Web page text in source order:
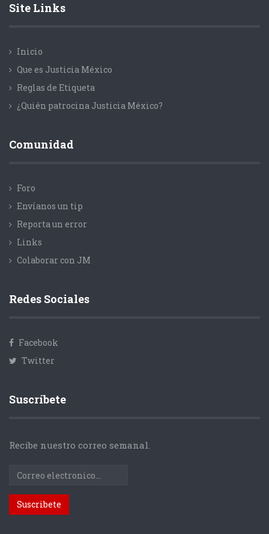
Site Links
Inicio
Que es Justicia México
Reglas de Etiqueta
¿Quién patrocina Justicia México?
Comunidad
Foro
Envíanos un tip
Reporta un error
Links
Colaborar con JM
Redes Sociales
Facebook
Twitter
Suscríbete
Recibe nuestro correo semanal.